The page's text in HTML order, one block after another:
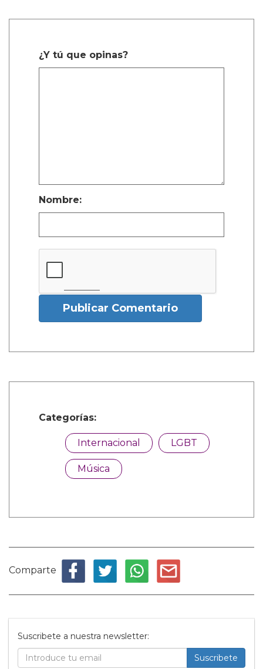
¿Y tú que opinas?
Nombre:
Publicar Comentario
Categorías:
Internacional LGBT
Música
Comparte
Suscribete a nuestra newsletter:
Suscribete